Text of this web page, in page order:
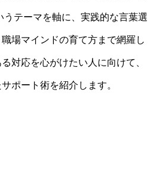
うテーマを軸に、実践的な言葉選
場マインドの育て方まで網羅し
対応を心がけたい人に向けて、
ポート術を紹介します。